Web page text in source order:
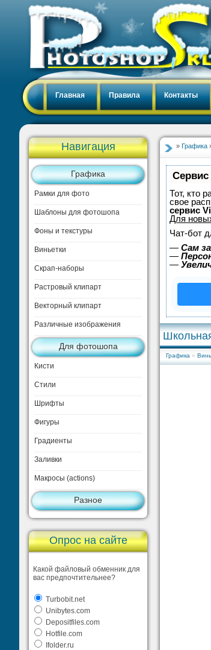
Главная Правила Контакты
Навигация
Графика
Рамки для фото
Шаблоны для фотошопа
Фоны и текстуры
Виньетки
Скрап-наборы
Растровый клипарт
Векторный клипарт
Различные изображения
Для фотошопа
Кисти
Стили
Шрифты
Фигуры
Градиенты
Заливки
Макросы (actions)
Разное
Опрос на сайте
Какой файловый обменник для
вас предпочтительнее?
Turbobit.net
Unibytes.com
Depositfiles.com
Hotfile.com
Ifolder.ru
» Графика
Сервис
Тот, кто
свое
сервис
Для
Чат-бот
— Сам
—
—
Графика »